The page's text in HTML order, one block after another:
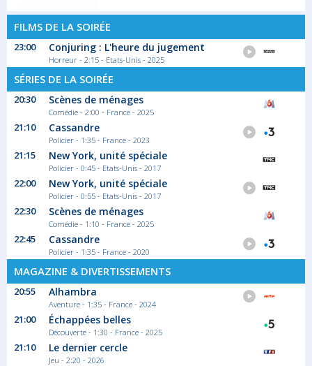
FILMS DE LA SOIRÉE
23:00 Conjuring : L'heure du jugement
Horreur - 2:15 - Etats-Unis - 2025
SÉRIES DE LA SOIRÉE
20:30 Scènes de ménages
Comédie - 2:00 - France - 2025
21:10 Cassandre
Policier - 1:35 - France - 2023
21:15 New York, unité spéciale
Policier - 0:45 - Etats-Unis - 2017
22:00 New York, unité spéciale
Policier - 0:55 - Etats-Unis - 2017
22:30 Scènes de ménages
Comédie - 1:10 - France - 2025
22:45 Cassandre
Policier - 1:35 - France - 2020
MAGAZINE & DIVERTISSEMENTS
20:55 Alhambra
Aventure - 1:35 - France - 2024
21:00 Échappées belles
Découverte - 1:30 - France - 2025
21:10 Le dernier cercle
Jeu - 2:20 - 2026